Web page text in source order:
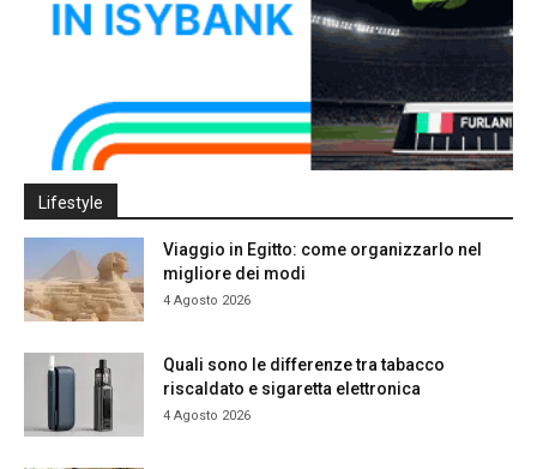
Lifestyle
Viaggio in Egitto: come organizzarlo nel
migliore dei modi
4 Agosto 2026
Quali sono le differenze tra tabacco
riscaldato e sigaretta elettronica
4 Agosto 2026